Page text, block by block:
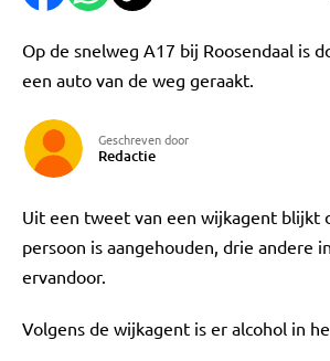
Op de snelweg A17 bij Roosendaal is
een auto van de weg geraakt.
Geschreven door
Redactie
Uit een tweet van een wijkagent blijkt
persoon is aangehouden, drie andere
ervandoor.
Volgens de wijkagent is er alcohol in